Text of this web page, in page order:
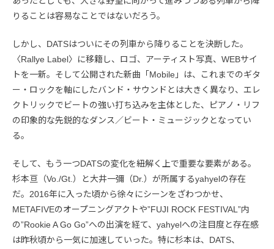
りることは容易なことではないだろう。
しかし、DATSはついにその列車から降りることを決断した。
〈Rallye Label〉に移籍し、ロゴ、アーティスト写真、WEBサイ
トを一新。そして公開された新曲「Mobile」は、これまでのギタ
ー・ロックを軸にしたバンド・サウンドとは大きく異なり、エレ
クトリックでビートの強い打ち込みを主体とした、ピアノ・リフ
の印象的な先鋭的なダンス／ビート・ミュージックとなってい
る。
そして、もう一つDATSの変化を紐解く上で重要な要素がある。
杉本亘（Vo./Gt.）と大井一彌（Dr.）が所属するyahyelの存在
だ。2016年に入った頃から徐々にシーンをざわつかせ、
METAFIVEのオープニングアクトや”FUJI ROCK FESTIVAL”内
の”Rookie A Go Go”への出演を経て、yahyelへの注目度と存在感
は昨秋頃から一気に加速していった。特に杉本は、DATS、